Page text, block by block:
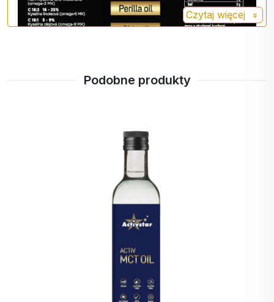
aktywności intelektualnej i wspomagania wzrostu u
Ta zawartość została zablokowana w twoich
preferencjach prywatności
Czytaj więcej
Podobne produkty